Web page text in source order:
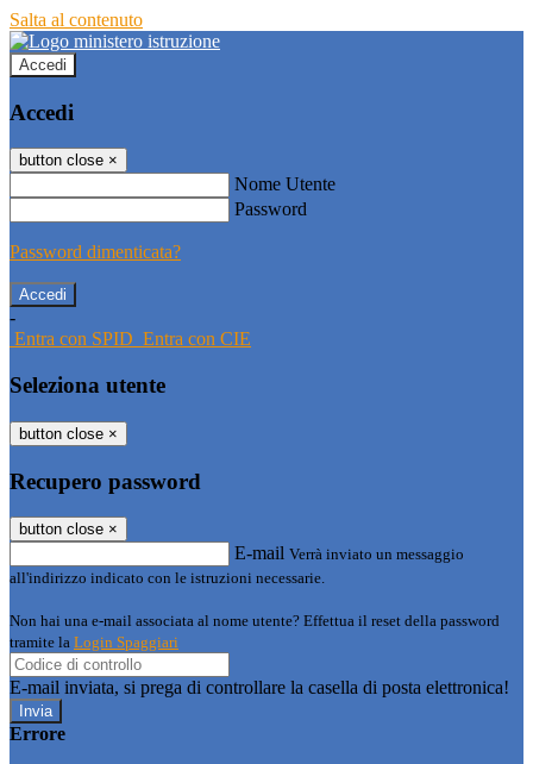
Salta al contenuto
Accedi
Accedi
button close ×
Nome Utente
Password
Password dimenticata?
-
Entra con SPID Entra con CIE
Seleziona utente
button close ×
Recupero password
button close ×
E-mail Verrà inviato un messaggio
all'indirizzo indicato con le istruzioni necessarie.
Non hai una e-mail associata al nome utente? Effettua il reset della password
tramite la Login Spaggiari
E-mail inviata, si prega di controllare la casella di posta elettronica!
Errore